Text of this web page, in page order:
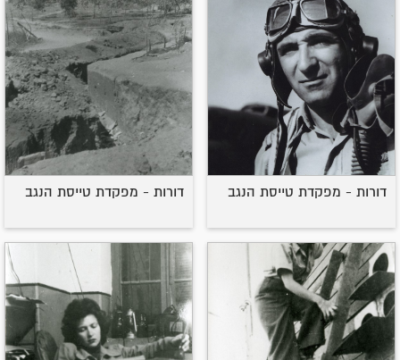
דורות - מפקדת טייסת הנגב דורות - מפקדת טייסת הנגב